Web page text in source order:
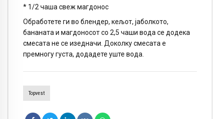
* 1/2 чаша свеж магдонос
Обработете ги во блендер, кељот, јаболкото,
бананата и магдоносот со 2,5 чаши вода се додека
смесата не се изедначи. Доколку смесата е
премногу густа, додадете уште вода.
Topvest